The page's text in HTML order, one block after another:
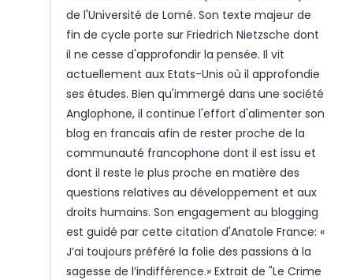
de l'Université de Lomé. Son texte majeur de
fin de cycle porte sur Friedrich Nietzsche dont
il ne cesse d'approfondir la pensée. Il vit
actuellement aux Etats-Unis où il approfondie
ses études. Bien qu'immergé dans une société
Anglophone, il continue l'effort d'alimenter son
blog en francais afin de rester proche de la
communauté francophone dont il est issu et
dont il reste le plus proche en matière des
questions relatives au développement et aux
droits humains. Son engagement au blogging
est guidé par cette citation d'Anatole France: «
J’ai toujours préféré la folie des passions à la
sagesse de l’indifférence.» Extrait de "Le Crime